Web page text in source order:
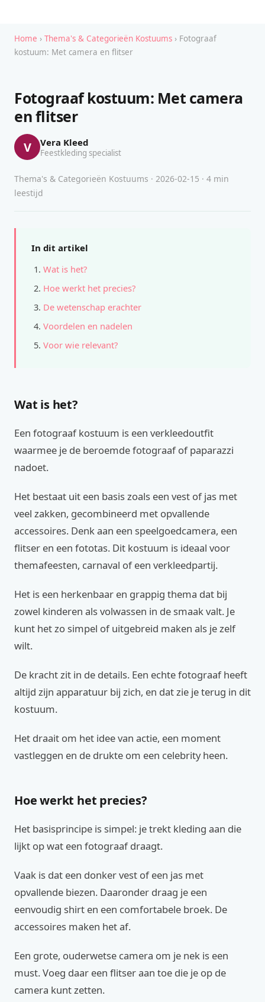
Home › Thema's & Categorieën Kostuums › Fotograaf
kostuum: Met camera en flitser
Fotograaf kostuum: Met camera
en flitser
V Vera Kleed
Feestkleding specialist
Thema's & Categorieën Kostuums · 2026-02-15 · 4 min
leestijd
In dit artikel
Wat is het?
Hoe werkt het precies?
De wetenschap erachter
Voordelen en nadelen
Voor wie relevant?
Wat is het?
Een fotograaf kostuum is een verkleedoutfit
waarmee je de beroemde fotograaf of paparazzi
nadoet.
Het bestaat uit een basis zoals een vest of jas met
veel zakken, gecombineerd met opvallende
accessoires. Denk aan een speelgoedcamera, een
flitser en een fototas. Dit kostuum is ideaal voor
themafeesten, carnaval of een verkleedpartij.
Het is een herkenbaar en grappig thema dat bij
zowel kinderen als volwassen in de smaak valt. Je
kunt het zo simpel of uitgebreid maken als je zelf
wilt.
De kracht zit in de details. Een echte fotograaf heeft
altijd zijn apparatuur bij zich, en dat zie je terug in dit
kostuum.
Het draait om het idee van actie, een moment
vastleggen en de drukte om een celebrity heen.
Hoe werkt het precies?
Het basisprincipe is simpel: je trekt kleding aan die
lijkt op wat een fotograaf draagt.
Vaak is dat een donker vest of een jas met
opvallende biezen. Daaronder draag je een
eenvoudig shirt en een comfortabele broek. De
accessoires maken het af.
Een grote, ouderwetse camera om je nek is een
must. Voeg daar een flitser aan toe die je op de
camera kunt zetten.